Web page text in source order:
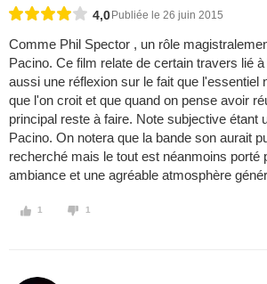
4,0 Publiée le 26 juin 2015
Comme Phil Spector , un rôle
Pacino. Ce film relate de certain travers lié
aussi une réflexion sur le fait que l'essentiel
que l'on croit et que quand on pense avoir
principal reste à faire. Note subjective étant
Pacino. On notera que la bande son aurait
recherché mais le tout est néanmoins porté
ambiance et une agréable atmosphère
1 1